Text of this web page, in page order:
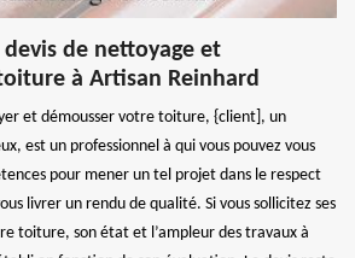
de nettoyage et
à Artisan Reinhard
et démousser votre toiture, {client], un
est un professionnel à qui vous pouvez vous
pour mener un tel projet dans le respect
livrer un rendu de qualité. Si vous sollicitez ses
toiture, son état et l’ampleur des travaux à